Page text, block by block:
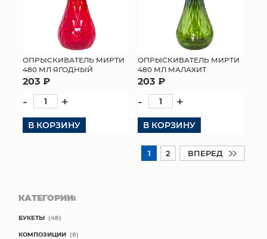
ОПРЫСКИВАТЕЛЬ МИРТИ
480 МЛ ЯГОДНЫЙ
203 ₽
- +
В КОРЗИНУ
ОПРЫСКИВАТЕЛЬ МИРТИ
480 МЛ МАЛАХИТ
203 ₽
- +
В КОРЗИНУ
1 2 ВПЕРЕД
КАТЕГОРИИ:
БУКЕТЫ (48)
КОМПОЗИЦИИ (8)